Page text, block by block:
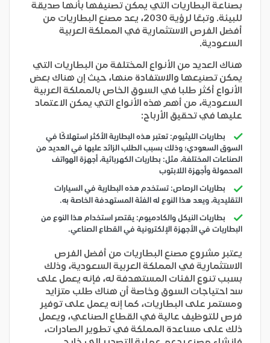
بصناعة البطاريات التي يمكن تصنيفها بأنها صديقة
للبيئة. وتبعًا لرؤية 2030، يعد مصنع البطاريات من
أفضل الفرص الاستثمارية في المملكة العربية
السعودية.
هناك العديد من الأنواع المختلفة من البطاريات التي
يمكن تصنيعها والاستفادة منها، حيث إن هناك بعض
الأنواع أكثر طلبا في السوق الخاص بالمملكة العربية
السعودية، من أهم هذه الأنواع التي يمكن الاعتماد
عليها في تحقيق الأرباح:
بطاريات الليثيوم: تعتبر هذه البطارية الأكثر استهلاكًا في
السوق السعودي؛ وذلك بسبب الطلب الزائد عليها في العديد من
الصناعات المختلفة، مثل: بطاريات الكهربائية، أجهزة الهواتف
المحمولة وأجهزة اللابتوب
بطاريات الرصاص: تستخدم هذه البطارية في السيارات
التقليدية، ويعد هذا النوع له الفئة المستهدفة الخاصة به.
بطاريات النيكل والكادميوم: يقتصر استخدام هذا النوع من
البطاريات في الأجهزة الإلكترونية في القطاع الصناعي.
يعتبر مشروع مصنع البطاريات من أفضل الفرص
الاستثمارية في المملكة العربية السعودية، وذلك
بسبب تنوع الفئات المستهدفة له، فإنه يعمل على
سد احتياجات السوق وخاصة أن هناك طلب متزايد
ومستمر على البطاريات، كما إنه يعمل على توفير
فرص للتوظيف عالية في القطاع الصناعي، ويعمل
ذلك على مساعدة المملكة في تطوير الصادرات،